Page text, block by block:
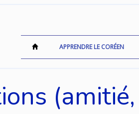
APPRENDRE LE CORÉEN